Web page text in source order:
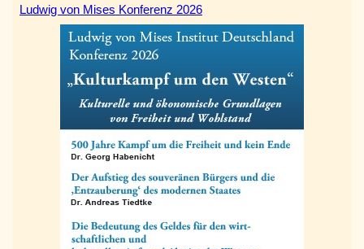
Ludwig von Mises Konferenz 2026